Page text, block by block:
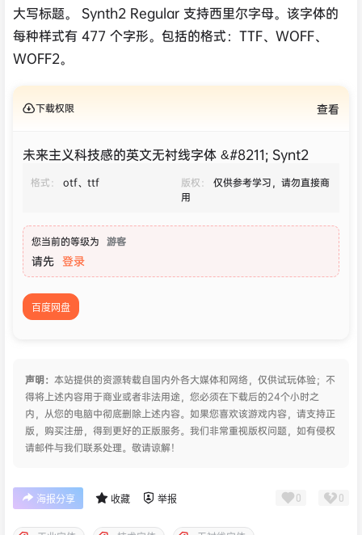
大写标题。 Synth2 Regular 支持西里尔字母。该字体的
每种样式有 477 个字形。包括的格式：TTF、WOFF、
WOFF2。
下载权限 查看
未来主义科技感的英文无衬线字体 &#8211; Synt2
格式： otf、ttf 版权：
仅供参考学习，请勿直接商
用
您当前的等级为 游客
请先 登录
百度网盘
声明： 本站提供的资源转载自国内外各大媒体和网络，仅供试玩体验；不
得将上述内容用于商业或者非法用途，您必须在下载后的24个小时之
内，从您的电脑中彻底删除上述内容。如果您喜欢该游戏内容，请支持正
版，购买注册，得到更好的正版服务。我们非常重视版权问题，如有侵权
请邮件与我们联系处理。敬请谅解！
海报分享 收藏 举报 0 0